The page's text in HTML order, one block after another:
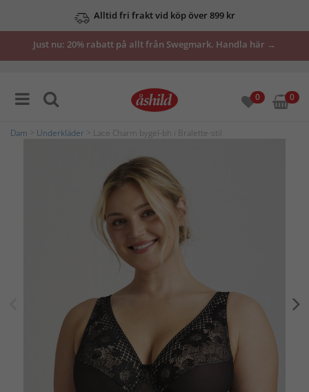
Alltid fri frakt vid köp över 899 kr
Just nu: 20% rabatt på allt från Swegmark. Handla här →
0 0
Dam Underkläder > Lace Charm bygel-bh i Bralette-stil